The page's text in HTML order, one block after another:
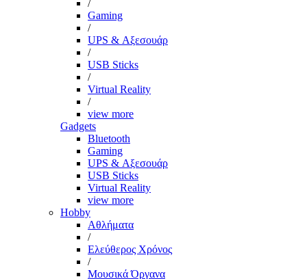
/
Gaming
/
UPS & Αξεσουάρ
/
USB Sticks
/
Virtual Reality
/
view more
Gadgets
Bluetooth
Gaming
UPS & Αξεσουάρ
USB Sticks
Virtual Reality
view more
Hobby
Αθλήματα
/
Ελεύθερος Χρόνος
/
Μουσικά Όργανα